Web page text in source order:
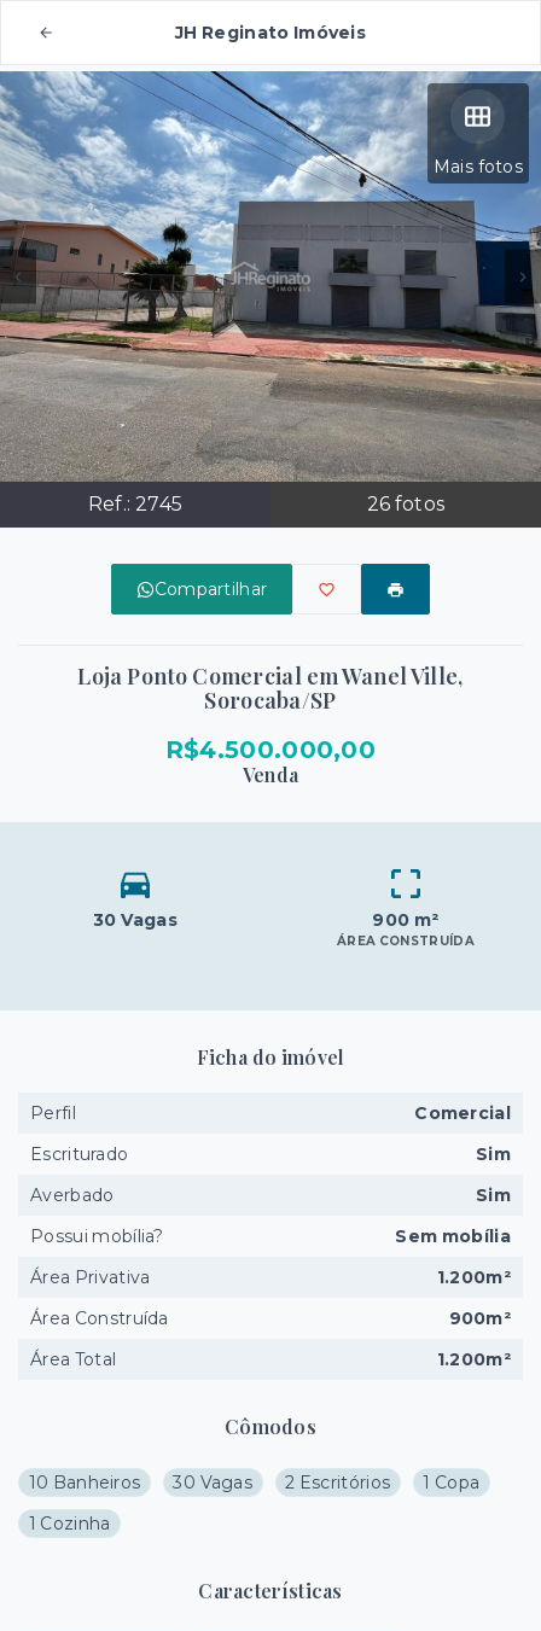
JH Reginato Imóveis
Mais fotos
Ref.: 2745 26 fotos
Compartilhar
Loja Ponto Comercial em Wanel Ville,
Sorocaba/SP
R$4.500.000,00
Venda
30 Vagas 900 m²
ÁREA CONSTRUÍDA
Cômodos
10 Banheiros 30 Vagas 2 Escritórios
1 Copa
1 Cozinha
Características
Ficha do imóvel
Perfil
Comercial
Escriturado
Sim
Averbado
Sim
Possui mobília?
Sem mobília
Área Privativa
1.200m²
Área Construída
900m²
Área Total
1.200m²